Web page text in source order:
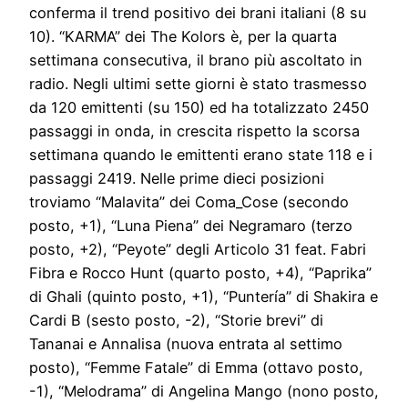
conferma il trend positivo dei brani italiani (8 su
10). “KARMA” dei The Kolors è, per la quarta
settimana consecutiva, il brano più ascoltato in
radio. Negli ultimi sette giorni è stato trasmesso
da 120 emittenti (su 150) ed ha totalizzato 2450
passaggi in onda, in crescita rispetto la scorsa
settimana quando le emittenti erano state 118 e i
passaggi 2419. Nelle prime dieci posizioni
troviamo “Malavita” dei Coma_Cose (secondo
posto, +1), “Luna Piena” dei Negramaro (terzo
posto, +2), “Peyote” degli Articolo 31 feat. Fabri
Fibra e Rocco Hunt (quarto posto, +4), “Paprika”
di Ghali (quinto posto, +1), “Puntería” di Shakira e
Cardi B (sesto posto, -2), “Storie brevi” di
Tananai e Annalisa (nuova entrata al settimo
posto), “Femme Fatale” di Emma (ottavo posto,
-1), “Melodrama” di Angelina Mango (nono posto,